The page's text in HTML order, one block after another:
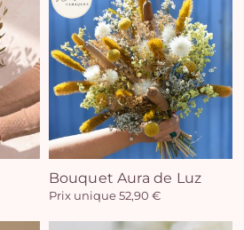
Bouquet Aura de Luz
Prix unique 52,90 €